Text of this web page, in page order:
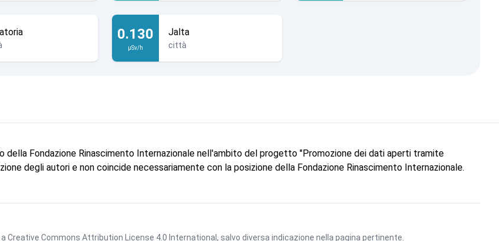
0.130
µSv/h
Jalta
città
Fondazione Rinascimento Internazionale nell'ambito del progetto "Promozione dei dati aperti tramite
degli autori e non coincide necessariamente con la posizione della Fondazione Rinascimento Internazionale.
Creative Commons Attribution License 4.0 International , salvo diversa indicazione nella pagina pertinente.